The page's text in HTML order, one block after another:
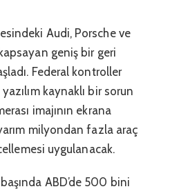
Audi, Porsche ve
geniş bir geri
Federal kontroller
kaynaklı bir sorun
imajının ekrana
milyondan fazla araç
uygulanacak.
ABD’de 500 bini